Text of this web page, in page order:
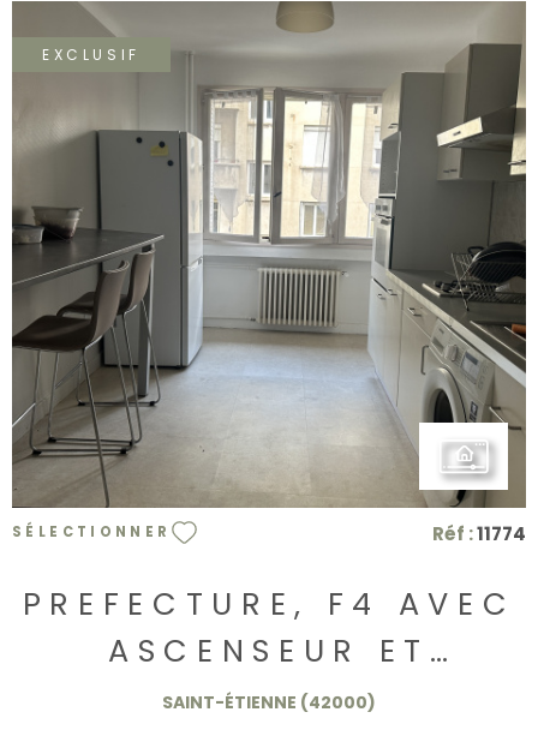
EXCLUSIF
VOIR LE BIEN
SÉLECTIONNER Réf :11774
PREFECTURE, F4 AVEC
ASCENSEUR ET
BALCON 105.000€
SAINT-ÉTIENNE (42000)